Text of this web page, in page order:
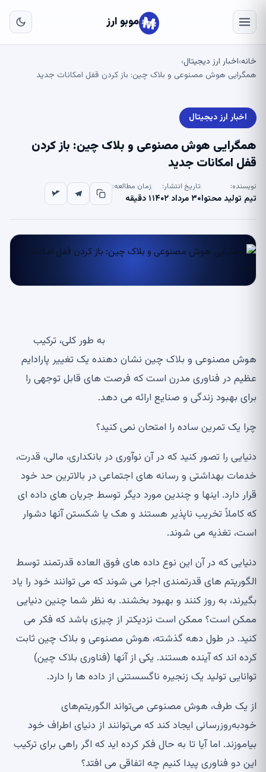
موبو ارز
خانه›اخبار ارز دیجیتال›
همگرایی هوش مصنوعی و بلاک چین: باز کردن قفل امکانات جدید
اخبار ارز دیجیتال
همگرایی هوش مصنوعی و بلاک چین: باز کردن
قفل امکانات جدید
نویسنده:
تیم تولید محتوا
تاریخ انتشار:
۳۰ مرداد ۱۴۰۲
زمان مطالعه:
۱ دقیقه
به طور کلی، ترکیب
هوش مصنوعی و بلاک چین نشان دهنده یک تغییر پارادایم
عظیم در فناوری مدرن است که فرصت های قابل توجهی را
برای بهبود زندگی و صنایع ارائه می دهد.
چرا یک تمرین ساده را امتحان نمی کنید؟
دنیایی را تصور کنید که در آن نوآوری در بانکداری، مالی، قدرت،
خدمات بهداشتی و رسانه های اجتماعی در بالاترین حد خود
قرار دارد. اینها و چندین مورد دیگر توسط جریان های داده ای
که کاملاً تخریب ناپذیر هستند و هک یا شکستن آنها دشوار
است، تغذیه می شوند.
دنیایی که در آن این نوع داده های فوق العاده قدرتمند توسط
الگوریتم های قدرتمندی اجرا می شوند که می توانند خود را یاد
بگیرند، به روز کنند و بهبود بخشند. به نظر شما چنین دنیایی
ممکن است؟ ممکن است نزدیکتر از چیزی باشد که فکر می
کنید. در طول دهه گذشته، هوش مصنوعی و بلاک چین ثابت
کرده اند که آینده هستند. یکی از آنها (فناوری بلاک چین)
توانایی تولید یک زنجیره ناگسستنی از داده ها را دارد.
از یک طرف، هوش مصنوعی می‌تواند الگوریتم‌های
خودبه‌روزرسانی ایجاد کند که می‌توانند از دنیای اطراف خود
بیاموزند. اما آیا تا به حال فکر کرده اید که اگر راهی برای ترکیب
این دو فناوری پیدا کنیم چه اتفاقی می افتد؟